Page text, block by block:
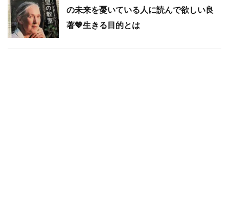
の未来を憂いている人に読んで欲しい良
著💖生きる目的とは